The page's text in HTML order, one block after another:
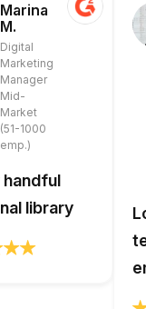
Marina
M.
Digital
Marketing
Manager
Mid-
Market
(51-1000
emp.)
handful
library